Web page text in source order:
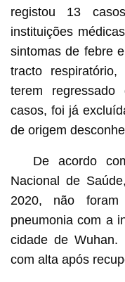
registou 13
instituições
sintomas de febre
tracto
terem
casos, foi já
de origem
De acordo
Nacional de
2020, não
pneumonia com a
cidade de Wuhan.
com alta após